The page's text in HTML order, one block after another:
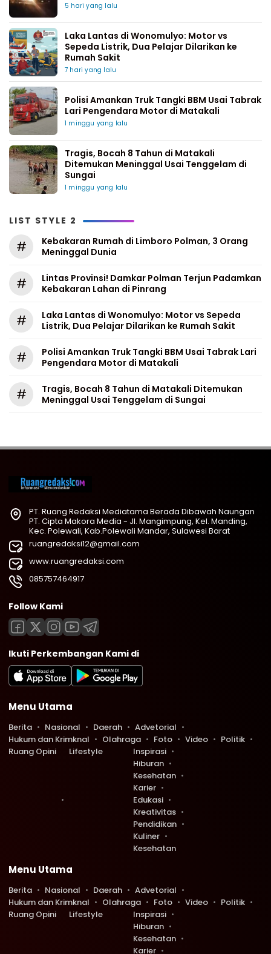
5 hari yang lalu
Laka Lantas di Wonomulyo: Motor vs
Sepeda Listrik, Dua Pelajar Dilarikan ke
Rumah Sakit
7 hari yang lalu
Polisi Amankan Truk Tangki BBM Usai Tabrak
Lari Pengendara Motor di Matakali
1 minggu yang lalu
Tragis, Bocah 8 Tahun di Matakali
Ditemukan Meninggal Usai Tenggelam di
Sungai
1 minggu yang lalu
LIST STYLE 2
#
Kebakaran Rumah di Limboro Polman, 3 Orang
Meninggal Dunia
#
Lintas Provinsi! Damkar Polman Terjun Padamkan
Kebakaran Lahan di Pinrang
#
Laka Lantas di Wonomulyo: Motor vs Sepeda
Listrik, Dua Pelajar Dilarikan ke Rumah Sakit
#
Polisi Amankan Truk Tangki BBM Usai Tabrak Lari
Pengendara Motor di Matakali
#
Tragis, Bocah 8 Tahun di Matakali Ditemukan
Meninggal Usai Tenggelam di Sungai
PT. Ruang Redaksi Mediatama Berada Dibawah Naungan
PT. Cipta Makora Media - Jl. Mangimpung, Kel. Manding,
Kec. Polewali, Kab.Polewali Mandar, Sulawesi Barat
ruangredaksi12@gmail.com
www.ruangredaksi.com
085757464917
Follow Kami
Ikuti Perkembangan Kami di
Menu Utama
Berita Nasional Daerah
Advetorial
Hukum dan Krimknal
Olahraga Foto Video
Politik
Ruang Opini
Lifestyle
Inspirasi
Hiburan
Kesehatan
Karier
Edukasi
Kreativitas
Pendidikan
Kuliner
Kesehatan
Menu Utama
Berita Nasional Daerah
Advetorial
Hukum dan Krimknal
Olahraga Foto Video
Politik
Ruang Opini
Lifestyle
Inspirasi
Hiburan
Kesehatan
Karier